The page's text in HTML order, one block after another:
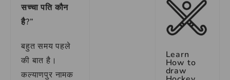
सच्चा पति कौन
है?”
बहुत समय पहले
की बात है।
कल्याणपुर नामक
Learn
How to
draw